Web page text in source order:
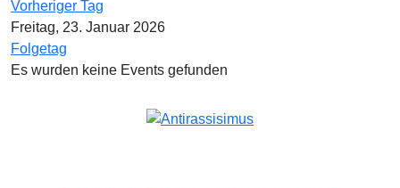
Vorheriger Tag
Freitag, 23. Januar 2026
Folgetag
Es wurden keine Events gefunden